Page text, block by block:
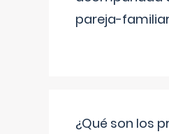
pareja-
¿Qué son los